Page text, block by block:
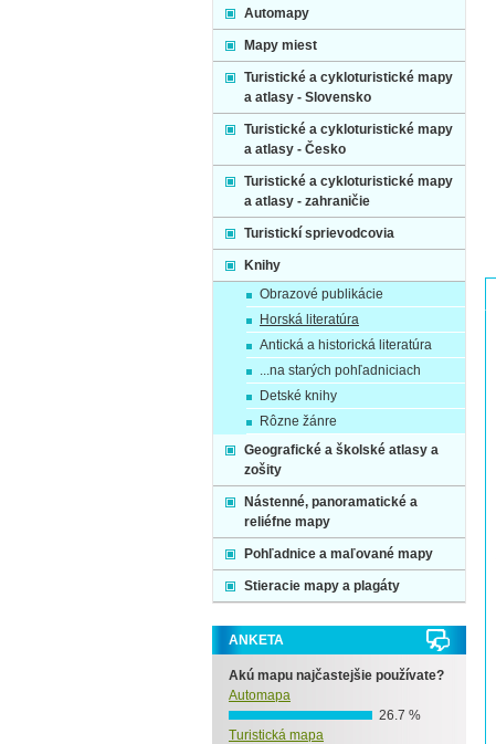
Automapy
Mapy miest
Turistické a cykloturistické mapy
a atlasy - Slovensko
Turistické a cykloturistické mapy
a atlasy - Česko
Turistické a cykloturistické mapy
a atlasy - zahraničie
Turistickí sprievodcovia
Knihy
Obrazové publikácie
Horská literatúra
Antická a historická literatúra
...na starých pohľadniciach
Detské knihy
Rôzne žánre
Geografické a školské atlasy a
zošity
Nástenné, panoramatické a
reliéfne mapy
Pohľadnice a maľované mapy
Stieracie mapy a plagáty
ANKETA
Akú mapu najčastejšie používate?
Automapa
26.7 %
Turistická mapa